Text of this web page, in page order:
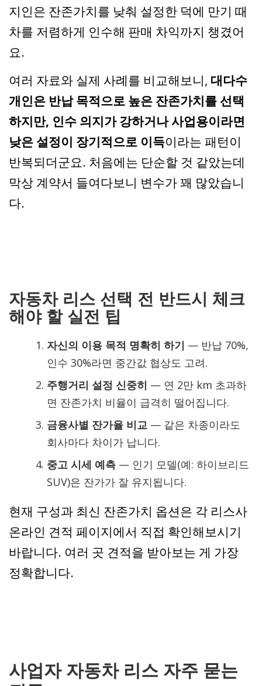
지인은 잔존가치를 낮춰 설정한 덕에 만기 때
차를 저렴하게 인수해 판매 차익까지 챙겼어
요.
여러 자료와 실제 사례를 비교해보니, 대다수
개인은 반납 목적으로 높은 잔존가치를 선택
하지만, 인수 의지가 강하거나 사업용이라면
낮은 설정이 장기적으로 이득이라는 패턴이
반복되더군요. 처음에는 단순할 것 같았는데
막상 계약서 들여다보니 변수가 꽤 많았습니
다.
자동차 리스 선택 전 반드시 체크
해야 할 실전 팁
자신의 이용 목적 명확히 하기 — 반납 70%,
인수 30%라면 중간값 협상도 고려.
주행거리 설정 신중히 — 연 2만 km 초과하
면 잔존가치 비율이 급격히 떨어집니다.
금융사별 잔가율 비교 — 같은 차종이라도
회사마다 차이가 납니다.
중고 시세 예측 — 인기 모델(예: 하이브리드
SUV)은 잔가가 잘 유지됩니다.
현재 구성과 최신 잔존가치 옵션은 각 리스사
온라인 견적 페이지에서 직접 확인해보시기
바랍니다. 여러 곳 견적을 받아보는 게 가장
정확합니다.
사업자 자동차 리스 자주 묻는